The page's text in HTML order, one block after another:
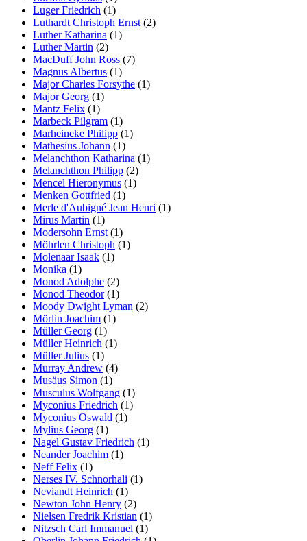
Luger Friedrich (1)
Luthardt Christoph Ernst (2)
Luther Katharina (1)
Luther Martin (2)
MacDuff John Ross (7)
Magnus Albertus (1)
Major Charles Forsythe (1)
Major Georg (1)
Mantz Felix (1)
Marbeck Pilgram (1)
Marheineke Philipp (1)
Mathesius Johann (1)
Melanchthon Katharina (1)
Melanchthon Philipp (2)
Mencel Hieronymus (1)
Menken Gottfried (1)
Merle d'Aubigné Jean Henri (1)
Mirus Martin (1)
Modersohn Ernst (1)
Möhrlen Christoph (1)
Molenaar Isaak (1)
Monika (1)
Monod Adolphe (2)
Monod Theodor(1)
Moody Dwight Lyman (2)
Mörlin Joachim (1)
Müller Georg (1)
Müller Heinrich (1)
Müller Julius (1)
Murray Andrew (4)
Musäus Simon (1)
Musculus Wolfgang (1)
Myconius Friedrich (1)
Myconius Oswald (1)
Mylius Georg (1)
Nagel Gustav Friedrich (1)
Neander Joachim (1)
Neff Felix (1)
Nerses IV. Schnorhali (1)
Neviandt Heinrich (1)
Newton John Henry (2)
Nielsen Fredrik Kristian (1)
Nitzsch Carl Immanuel (1)